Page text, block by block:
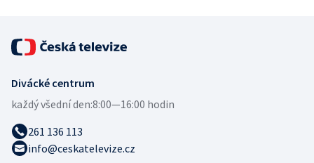
Divácké centrum
každý všední den:8:00—16:00 hodin
261 136 113
info@ceskatelevize.cz